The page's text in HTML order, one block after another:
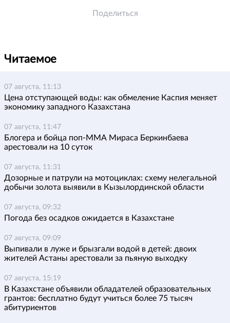
Поделиться
Читаемое
07 августа, 11:13
Цена отступающей воды: как обмеление Каспия меняет
экономику западного Казахстана
07 августа, 11:47
Блогера и бойца поп-ММА Мираса Беркинбаева
арестовали на 10 суток
07 августа, 11:31
Дозорные и патрули на мотоциклах: схему нелегальной
добычи золота выявили в Кызылординской области
07 августа, 09:32
Погода без осадков ожидается в Казахстане
07 августа, 09:09
Выпивали в луже и брызгали водой в детей: двоих
жителей Астаны арестовали за пьяную выходку
07 августа, 15:19
В Казахстане объявили обладателей образовательных
грантов: бесплатно будут учиться более 75 тысяч
абитуриентов